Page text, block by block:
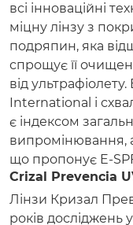
всі інноваційні
міцну лінзу з
подряпин, яка
спрощує її
від
International і
є індексом
випромінювання,
що пропонує E-
Crizal Prevencia
Лінзи Кризал
років досліджень